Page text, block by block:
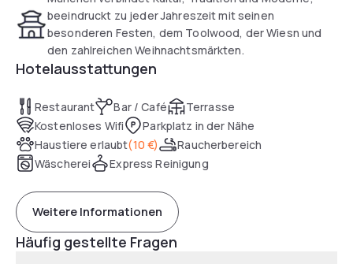
beeindruckt zu jeder Jahreszeit mit seinen
besonderen Festen, dem Toolwood, der Wiesn und
den zahlreichen Weihnachtsmärkten.
Hotelausstattungen
Restaurant Bar / Café
Terrasse
Kostenloses Wifi
Parkplatz in der Nähe
Haustiere erlaubt(10 €)
Raucherbereich
Wäscherei
Express Reinigung
Weitere Informationen
Häufig gestellte Fragen